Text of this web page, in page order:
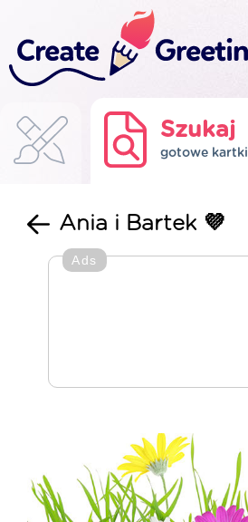
Szukaj
gotowe kartki
Ania i Bartek 💜
Ads